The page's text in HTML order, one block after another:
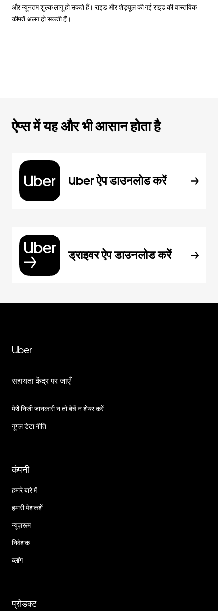
और न्यूनतम शुल्क लागू हो सकते हैं। राइड और शेड्यूल की गई राइड की वास्तविक
कीमतें अलग हो सकती हैं।
ऐप्स में यह और भी आसान होता है
Uber ऐप डाउनलोड करें
ड्राइवर ऐप डाउनलोड करें
Uber
सहायता केंद्र पर जाएँ
मेरी निजी जानकारी न तो बेचें न शेयर करें
गूगल डेटा नीति
कंपनी
हमारे बारे में
हमारी पेशकशें
न्यूज़रूम
निवेशक
ब्लॉग
प्रोडक्ट